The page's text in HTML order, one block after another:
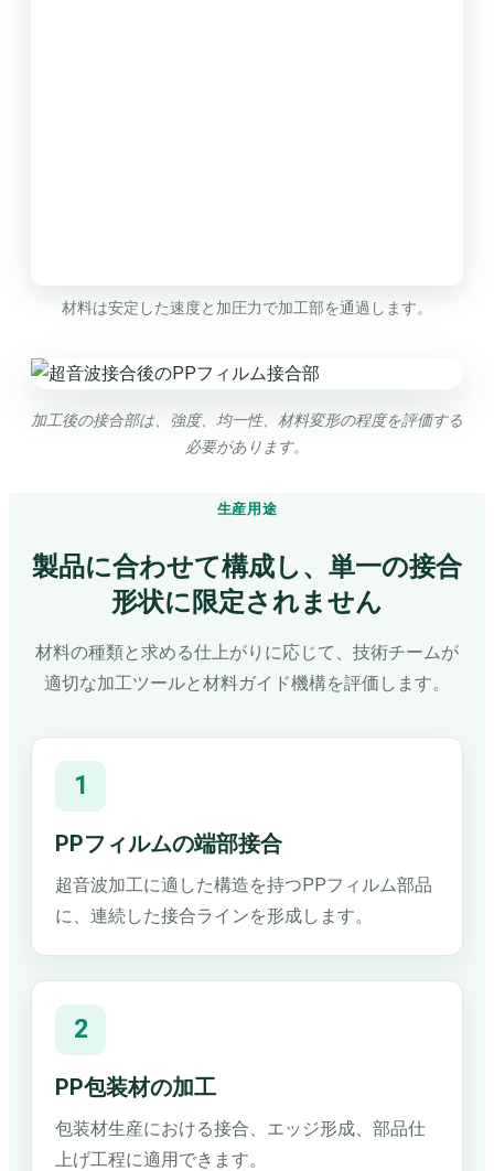
材料は安定した速度と加圧力で加工部を通過します。
加工後の接合部は、強度、均一性、材料変形の程度を評価する
必要があります。
生産用途
製品に合わせて構成し、単一の接合
形状に限定されません
材料の種類と求める仕上がりに応じて、技術チームが
適切な加工ツールと材料ガイド機構を評価します。
1
PPフィルムの端部接合
超音波加工に適した構造を持つPPフィルム部品
に、連続した接合ラインを形成します。
2
PP包装材の加工
包装材生産における接合、エッジ形成、部品仕
上げ工程に適用できます。